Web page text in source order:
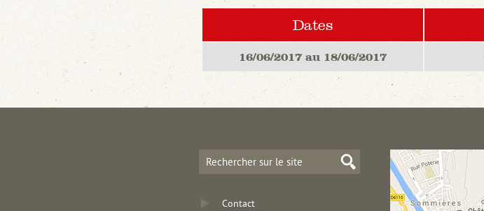
Dates
16/06/2017 au 18/06/2017
Contact